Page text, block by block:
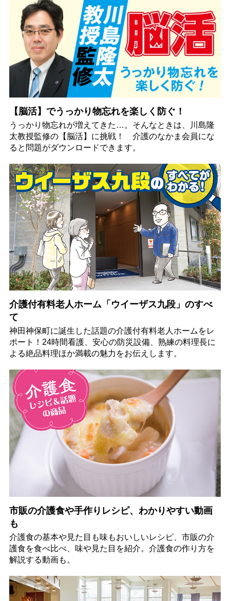
【脳活】でうっかり物忘れを楽しく防ぐ！
うっかり物忘れが増えてきた…。そんなときは、川島隆
太教授監修の【脳活】に挑戦！ 介護のなかま会員にな
ると問題がダウンロードできます。
介護付有料老人ホーム「ウイーザス九段」のすべ
て
神田神保町に誕生した話題の介護付有料老人ホームをレ
ポート！24時間看護、安心の防災設備、熟練の料理長に
よる絶品料理ほか満載の魅力をお伝えします。
市販の介護食や手作りレシピ、わかりやすい動画
も
介護食の基本や見た目も味もおいしいレシピ、市販の介
護食を食べ比べ、味や見た目を紹介。介護食の作り方を
解説する動画も。